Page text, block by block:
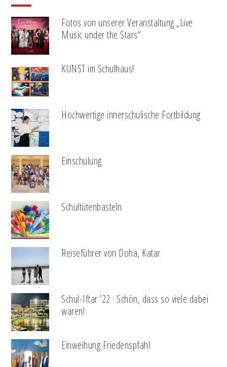
Fotos von unserer Veranstaltung „Live
Music under the Stars“
KUNST im Schulhaus!
Hochwertige innerschulische Fortbildung
Einschulung
Schultütenbasteln
Reiseführer von Doha, Katar
Schul-Iftar ’22 · Schön, dass so viele dabei
waren!
Einweihung Friedenspfahl